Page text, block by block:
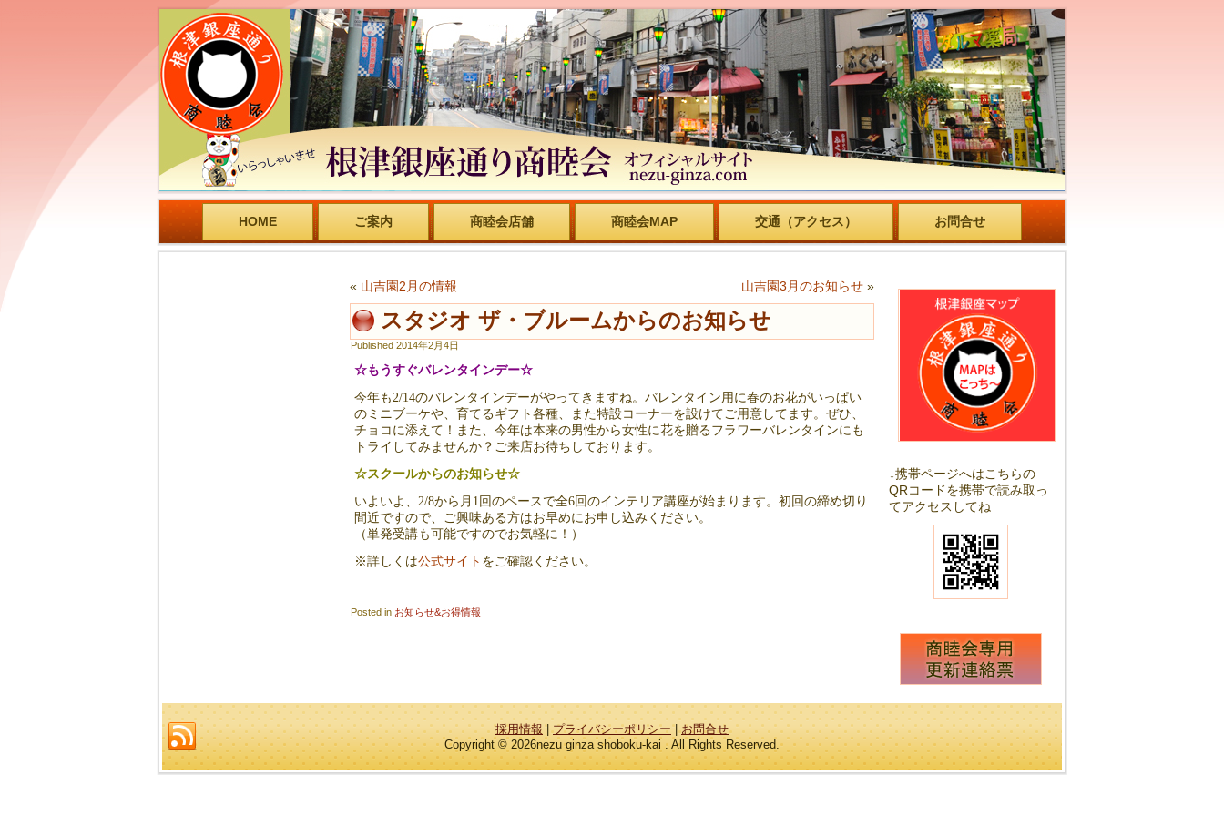
HOME ご案内 商睦会店舗 商睦会MAP 交通（アクセス） お問合せ
« 山吉園2月の情報 山吉園3月のお知らせ »
スタジオ ザ・ブルームからのお知らせ
Published 2014年2月4日
☆もうすぐバレンタインデー☆
今年も2/14のバレンタインデーがやってきますね。バレンタイン用に春のお花がいっぱい
のミニブーケや、育てるギフト各種、また特設コーナーを設けてご用意してます。ぜひ、
チョコに添えて！また、今年は本来の男性から女性に花を贈るフラワーバレンタインにも
トライしてみませんか？ご来店お待ちしております。
☆スクールからのお知らせ☆
いよいよ、2/8から月1回のペースで全6回のインテリア講座が始まります。初回の締め切り
間近ですので、ご興味ある方はお早めにお申し込みください。
（単発受講も可能ですのでお気軽に！）
※詳しくは公式サイト をご確認ください。
Posted in お知らせ&お得情報
↓携帯ページへはこちらの
QRコードを携帯で読み取っ
てアクセスしてね
採用情報 |プライバシーポリシー|お問合せ
Copyright © 2026nezu ginza shoboku-kai . All Rights Reserved.